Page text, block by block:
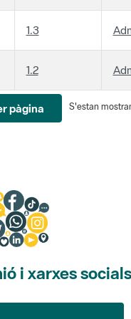
1.3
1.2
pàgina S'estan
i xarxes socials